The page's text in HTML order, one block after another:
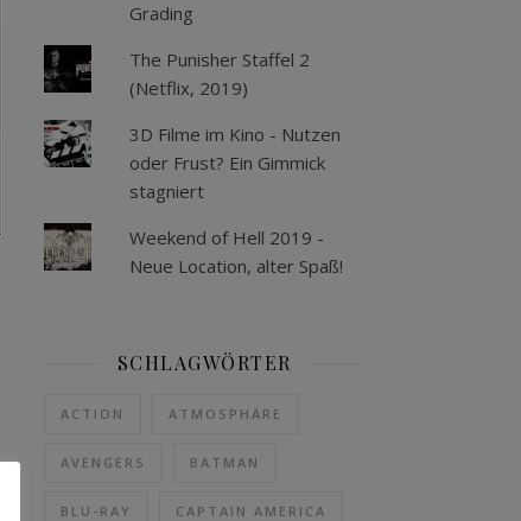
Grading
The Punisher Staffel 2
(Netflix, 2019)
3D Filme im Kino - Nutzen
oder Frust? Ein Gimmick
stagniert
Weekend of Hell 2019 -
Neue Location, alter Spaß!
SCHLAGWÖRTER
ACTION ATMOSPHÄRE
AVENGERS BATMAN
BLU-RAY CAPTAIN AMERICA